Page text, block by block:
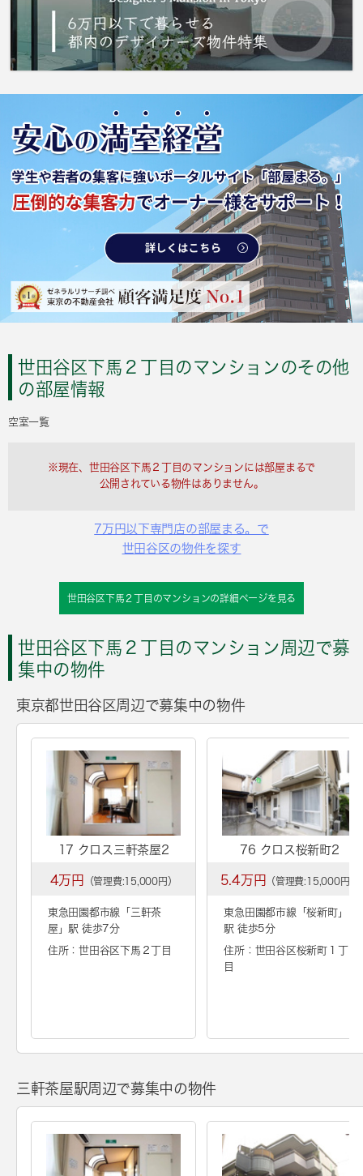
世田谷区下馬２丁目のマンションのその他
の部屋情報
空室一覧
※現在、世田谷区下馬２丁目のマンションには部屋まるで
公開されている物件はありません。
7万円以下専門店の部屋まる。で
世田谷区の物件を探す
世田谷区下馬２丁目のマンションの詳細ページを見る
世田谷区下馬２丁目のマンション周辺で募
集中の物件
東京都世田谷区周辺で募集中の物件
17 クロス三軒茶屋2
4万円 （管理費:15,000円）
東急田園都市線「 三軒茶
屋 」駅 徒歩7分
住所：世田谷区下馬２丁目
76 クロス桜新町2
5.4万円 （管理費:15,000円）
東急田園都市線「桜新町」
駅 徒歩5分
住所：世田谷区桜新町１丁
目
三軒茶屋駅周辺で募集中の物件